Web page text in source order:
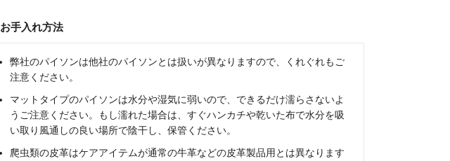
お手入れ方法
弊社のパイソンは他社のパイソンとは扱いが異なりますので、くれぐれもご
注意ください。
マットタイプのパイソンは水分や湿気に弱いので、できるだけ濡らさないよ
うご注意ください。もし濡れた場合は、すぐハンカチや乾いた布で水分を吸
い取り風通しの良い場所で陰干し、保管ください。
爬虫類の皮革はケアアイテムが通常の牛革などの皮革製品用とは異なります